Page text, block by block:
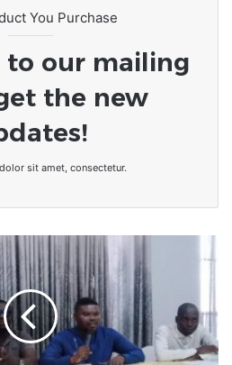
You Purchase
to our mailing
the new
sit amet, consectetur.